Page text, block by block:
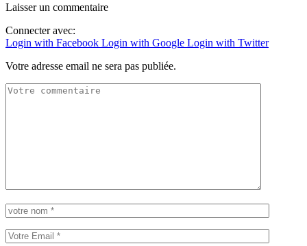
Laisser un commentaire
Connecter avec:
Login with Facebook Login with Google Login with Twitter
Votre adresse email ne sera pas publiée.